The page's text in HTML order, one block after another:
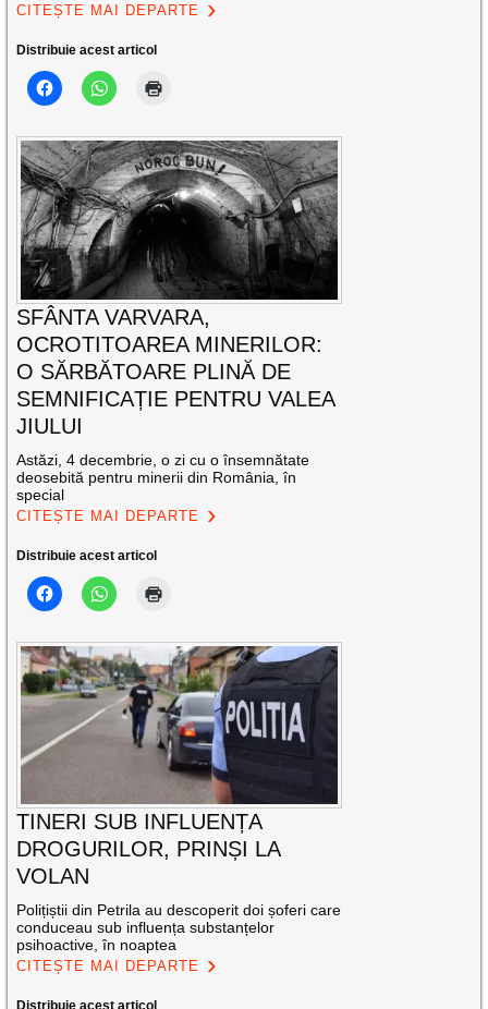
CITEȘTE MAI DEPARTE
Distribuie acest articol
SFÂNTA VARVARA,
OCROTITOAREA MINERILOR:
O SĂRBĂTOARE PLINĂ DE
SEMNIFICAȚIE PENTRU VALEA
JIULUI
Astăzi, 4 decembrie, o zi cu o însemnătate
deosebită pentru minerii din România, în
special
CITEȘTE MAI DEPARTE
Distribuie acest articol
TINERI SUB INFLUENȚA
DROGURILOR, PRINȘI LA
VOLAN
Polițiștii din Petrila au descoperit doi șoferi care
conduceau sub influența substanțelor
psihoactive, în noaptea
CITEȘTE MAI DEPARTE